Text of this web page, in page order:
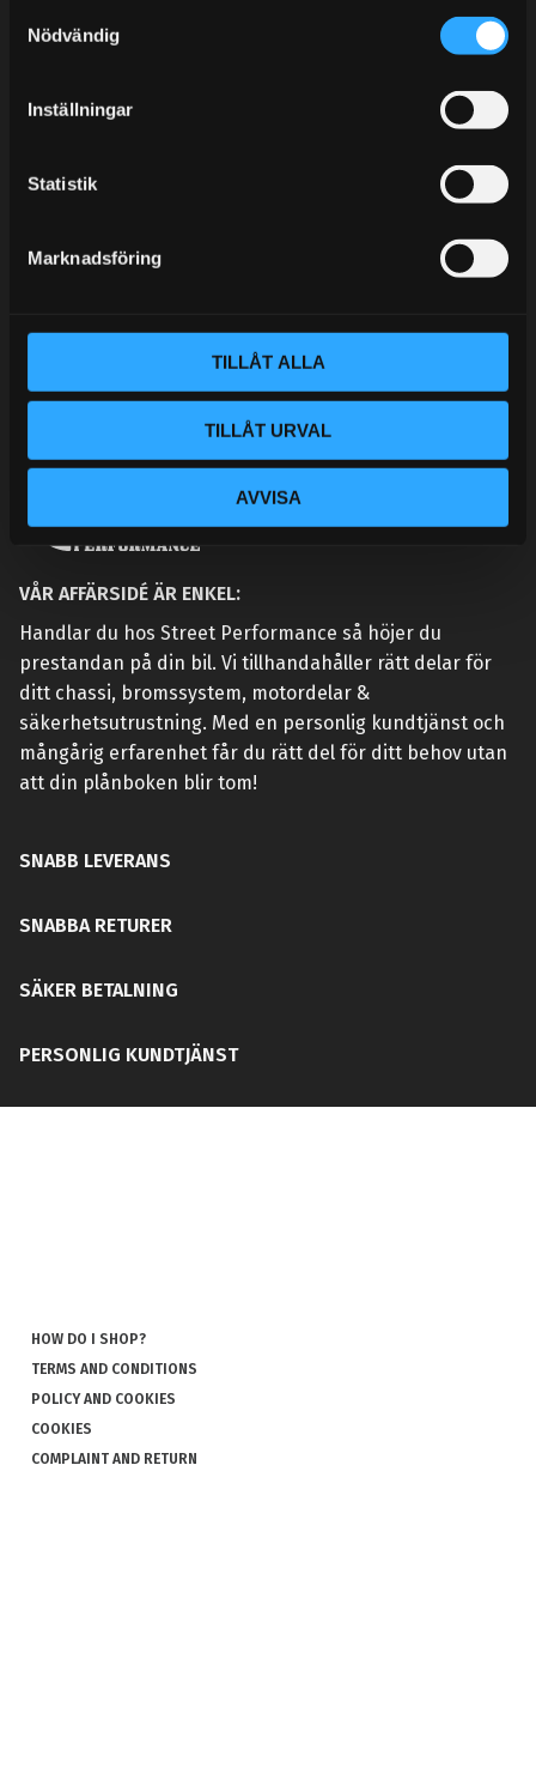
Nödvändig
Inställningar
Statistik
Marknadsföring
TILLÅT ALLA
TILLÅT URVAL
AVVISA
BLOG
KONTAKTA OSS
MY PAGES
VÅR AFFÄRSIDÉ ÄR ENKEL:
Handlar du hos Street Performance så höjer du
prestandan på din bil. Vi tillhandahåller rätt delar för
ditt chassi, bromssystem, motordelar &
säkerhetsutrustning. Med en personlig kundtjänst och
mångårig erfarenhet får du rätt del för ditt behov utan
att din plånboken blir tom!
SNABB LEVERANS
SNABBA RETURER
SÄKER BETALNING
PERSONLIG KUNDTJÄNST
HOW DO I SHOP?
TERMS AND CONDITIONS
POLICY AND COOKIES
COOKIES
COMPLAINT AND RETURN